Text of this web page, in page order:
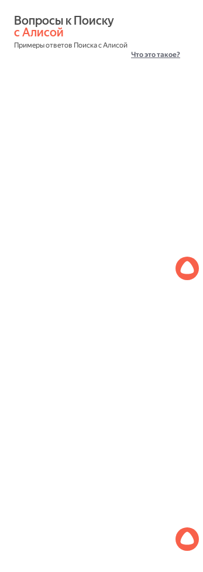
с Алисой
Примеры ответов Поиска с Алисой
Что это такое?